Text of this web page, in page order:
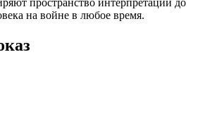
пространство интерпретации до
на войне в любое время.